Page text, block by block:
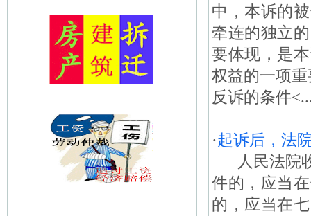
中，本诉的
牵连的独立
要体现，是
权益的一项
反诉的条件
·起诉后，法
人民法院收
件的，应当
的，应当在